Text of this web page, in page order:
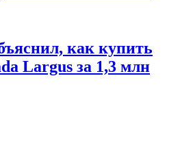
как купить
Largus за 1,3 млн